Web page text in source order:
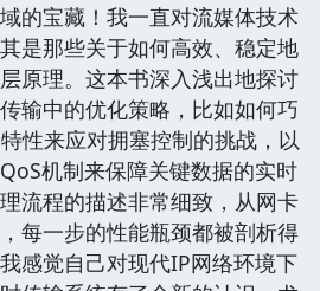
的宝藏！我一直对流媒体技术
是那些关于如何高效、稳定地
原理。这本书深入浅出地探讨
输中的优化策略，比如如何巧
性来应对拥塞控制的挑战，以
机制来保障关键数据的实时
流程的描述非常细致，从网卡
每一步的性能瓶颈都被剖析得
感觉自己对现代IP网络环境下